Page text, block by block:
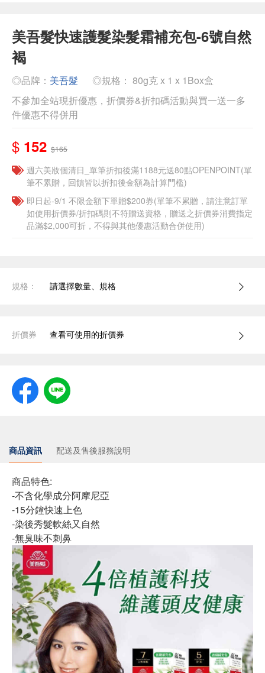
美吾髮快速護髮染髮霜補充包-6號自然
褐
◎品牌： 美吾髮
◎規格： 80g克 x 1 x 1Box盒
不參加全站現折優惠，折價券&折扣碼活動與買一送一多
件優惠不得併用
$ 152 $165
週六美妝個清日_單筆折扣後滿1188元送80點OPENPOINT(單
筆不累贈，回饋皆以折扣後金額為計算門檻)
即日起-9/1 不限金額下單贈$200券(單筆不累贈，請注意訂單
如使用折價券/折扣碼則不符贈送資格，贈送之折價券消費指定
品滿$2,000可折，不得與其他優惠活動合併使用)
規格： 請選擇數量、規格
折價券 查看可使用的折價券
商品資訊 配送及售後服務說明
商品特色:
-不含化學成分阿摩尼亞
-15分鐘快速上色
-染後秀髮軟絲又自然
-無臭味不刺鼻